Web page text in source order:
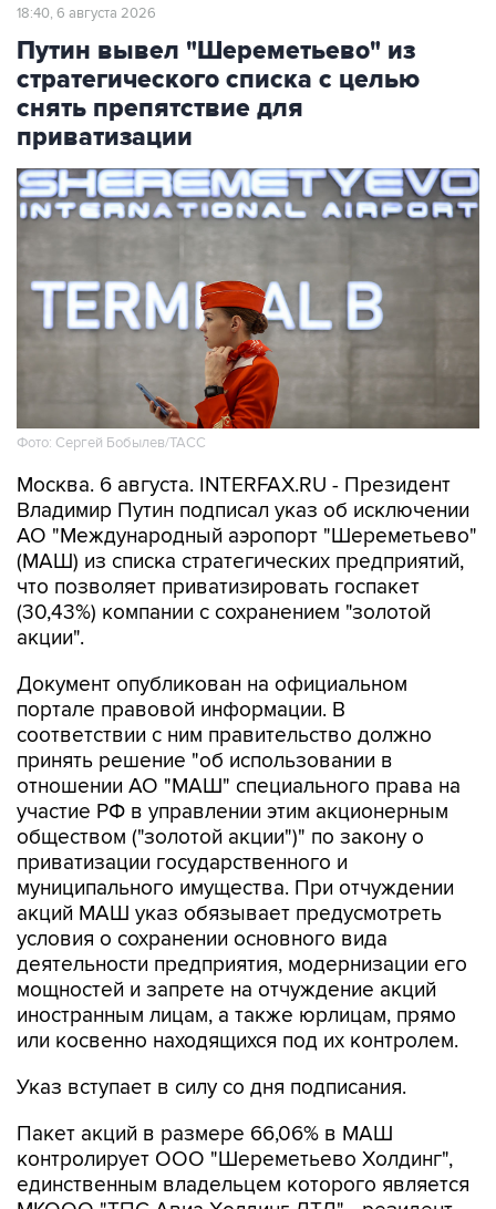
18:40, 6 августа 2026
Путин вывел "Шереметьево" из
стратегического списка с целью
снять препятствие для
приватизации
Фото: Сергей Бобылев/ТАСС
Москва. 6 августа. INTERFAX.RU - Президент
Владимир Путин подписал указ об исключении
АО "Международный аэропорт "Шереметьево"
(МАШ) из списка стратегических предприятий,
что позволяет приватизировать госпакет
(30,43%) компании с сохранением "золотой
акции".
Документ опубликован на официальном
портале правовой информации. В
соответствии с ним правительство должно
принять решение "об использовании в
отношении АО "МАШ" специального права на
участие РФ в управлении этим акционерным
обществом ("золотой акции")" по закону о
приватизации государственного и
муниципального имущества. При отчуждении
акций МАШ указ обязывает предусмотреть
условия о сохранении основного вида
деятельности предприятия, модернизации его
мощностей и запрете на отчуждение акций
иностранным лицам, а также юрлицам, прямо
или косвенно находящихся под их контролем.
Указ вступает в силу со дня подписания.
Пакет акций в размере 66,06% в МАШ
контролирует ООО "Шереметьево Холдинг",
единственным владельцем которого является